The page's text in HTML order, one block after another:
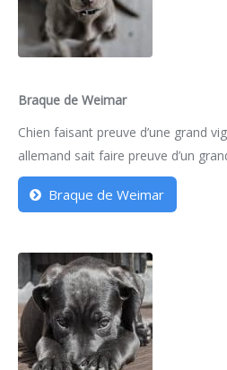
Braque de Weimar
Chien faisant preuve d’une grand
allemand sait faire preuve d’un
Braque de Weimar